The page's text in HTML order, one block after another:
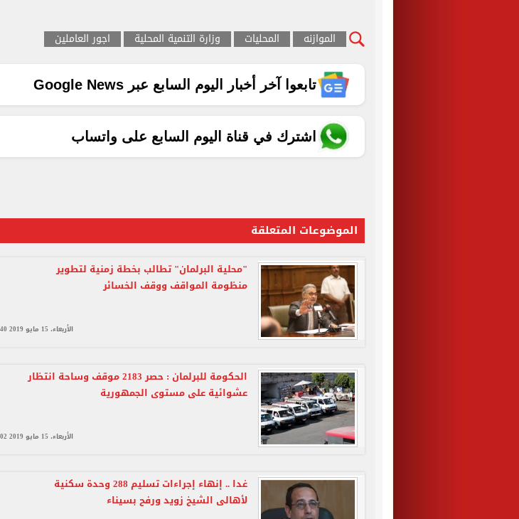
الموازنه المحليات وزارة التنمية المحلية اجور العاملين
تابعوا آخر أخبار اليوم السابع عبر Google News
اشترك في قناة اليوم السابع على واتساب
الموضوعات المتعلقة
"محلية البرلمان" تطالب بخطة زمنية لتطوير
منظومة المواقف ووقف الخسائر
الأربعاء، 15 مايو 2019 04:40 م
الحكومة للبرلمان : حصر 2183 موقف وساحة انتظار
عشوائية على مستوى الجمهورية
الأربعاء، 15 مايو 2019 04:02 م
غدا .. إنهاء إجراءات تسليم 288 وحدة سكنية
لأهالى الشيخ زويد ورفح بسيناء